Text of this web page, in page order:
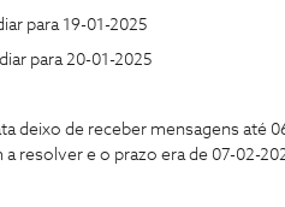
19-01-2025
20-01-2025
de receber mensagens até 06-
resolver e o prazo era de 07-02-